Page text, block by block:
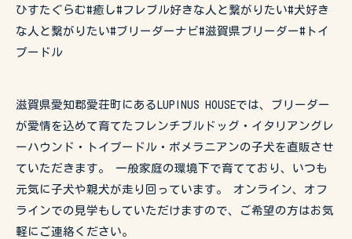
ひすたぐらむ#癒し#フレブル好きな人と繋がりたい#犬好き
な人と繋がりたい#ブリーダーナビ#滋賀県ブリーダー#トイ
プードル
滋賀県愛知郡愛荘町にあるLUPINUS HOUSEでは、ブリーダー
が愛情を込めて育てたフレンチブルドッグ・イタリアングレ
ーハウンド・トイプードル・ポメラニアンの子犬を直販させ
ていただきます。 一般家庭の環境下で育てており、いつも
元気に子犬や親犬が走り回っています。 オンライン、オフ
ラインでの見学もしていただけますので、ご希望の方はお気
軽にご連絡ください。